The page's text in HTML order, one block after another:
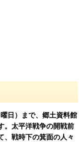
日）まで、郷土資料館
。太平洋戦争の開戦前
、戦時下の箕面の人々